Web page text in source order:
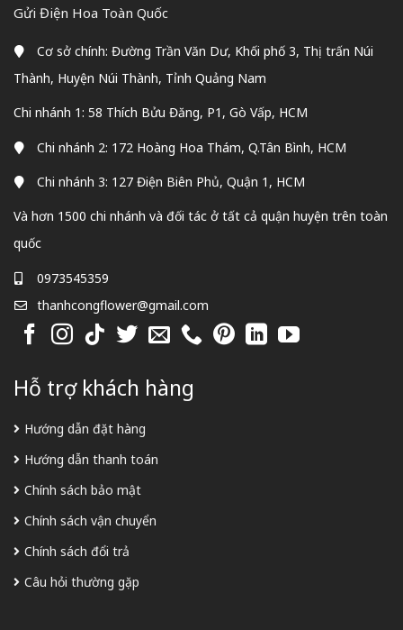
Gửi Điện Hoa Toàn Quốc
Cơ sở chính: Đường Trần Văn Dư, Khối phố 3, Thị trấn Núi
Thành, Huyện Núi Thành, Tỉnh Quảng Nam
Chi nhánh 1: 58 Thích Bửu Đăng, P1, Gò Vấp, HCM
Chi nhánh 2: 172 Hoàng Hoa Thám, Q.Tân Bình, HCM
Chi nhánh 3: 127 Điện Biên Phủ, Quận 1, HCM
Và hơn 1500 chi nhánh và đối tác ở tất cả quận huyện trên toàn
quốc
0973545359
thanhcongflower@gmail.com
Hỗ trợ khách hàng
Hướng dẫn đặt hàng
Hướng dẫn thanh toán
Chính sách bảo mật
Chính sách vận chuyển
Chính sách đổi trả
Câu hỏi thường gặp